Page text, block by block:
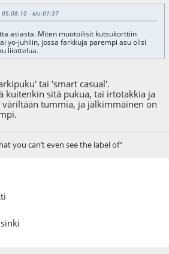
- klo:01:37
asiasta. Miten muotoilisit kutsukorttiin
yo-juhliin, jossa farkkuja parempi asu olisi
liiottelua.
tai 'smart casual'.
kuitenkin sitä pukua, tai irtotakkia ja
tummia, ja jälkimmäinen on
you can’t even see the label of"